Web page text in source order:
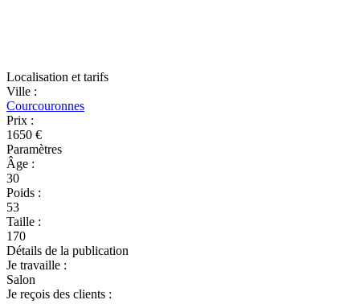
Localisation et tarifs
Ville :
Courcouronnes
Prix :
1650 €
Paramètres
Âge :
30
Poids :
53
Taille :
170
Détails de la publication
Je travaille :
Salon
Je reçois des clients :